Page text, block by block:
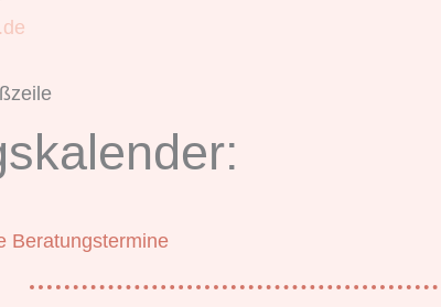
Beratungstermine